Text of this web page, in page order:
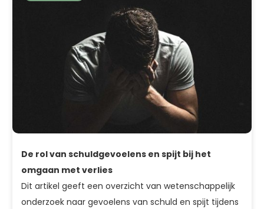
De rol van schuldgevoelens en spijt bij het
omgaan met verlies
Dit artikel geeft een overzicht van wetenschappelijk
onderzoek naar gevoelens van schuld en spijt tijdens